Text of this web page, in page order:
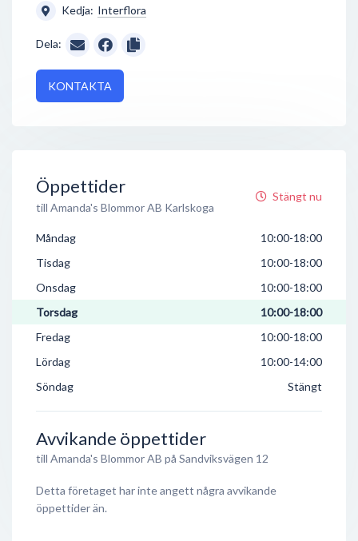
Kedja: Interflora
Dela:
KONTAKTA
Öppettider
till Amanda's Blommor AB Karlskoga
Stängt nu
Måndag
10:00-18:00
Tisdag
10:00-18:00
Onsdag
10:00-18:00
Torsdag
10:00-18:00
Fredag
10:00-18:00
Lördag
10:00-14:00
Söndag
Stängt
Avvikande öppettider
till Amanda's Blommor AB på Sandviksvägen 12
Detta företaget har inte angett några avvikande
öppettider än.